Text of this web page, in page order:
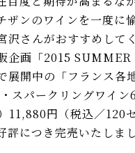
ザンのワインを一度に
沢さんがおすすめして
企画「2015
展開中の「フランス各
スパークリングワイン
11,880円（税込／120
評につき完売いたしまし